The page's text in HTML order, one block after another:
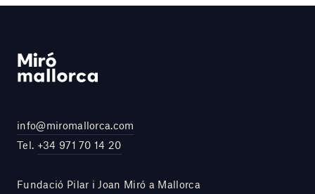
info@miromallorca.com
Tel. +34 971 70 14 20
Fundació Pilar i Joan Miró a Mallorca